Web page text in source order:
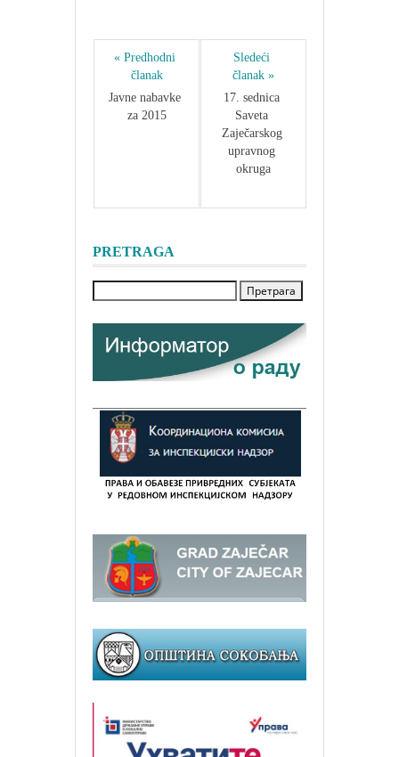
« Predhodni
članak
Javne nabavke
za 2015
Sledeći
članak »
17. sednica
Saveta
Zaječarskog
upravnog
okruga
PRETRAGA